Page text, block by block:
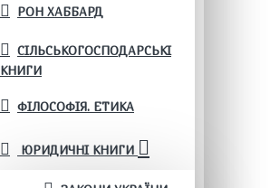
РОН ХАББАРД
СІЛЬСЬКОГОСПОДАРСЬКІ
КНИГИ
ФІЛОСОФІЯ. ЕТИКА
ЮРИДИЧНІ КНИГИ